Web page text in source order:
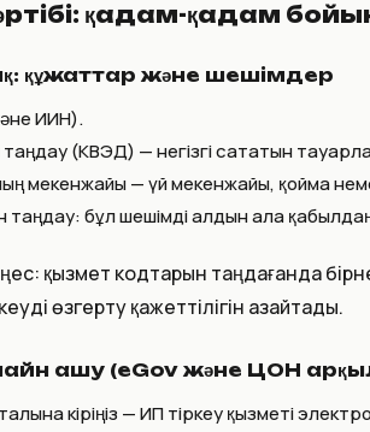
қадам-қадам
құжаттар және шешімдер
ИИН).
(КВЭД) — негізгі сататын
мекенжайы — үй мекенжайы, қойма
таңдау: бұл шешімді алдын ала
қызмет кодтарын таңдағанда
өзгерту қажеттілігін азайтады.
ашу (eGov және ЦОН
кіріңіз — ИП тіркеу қызметі